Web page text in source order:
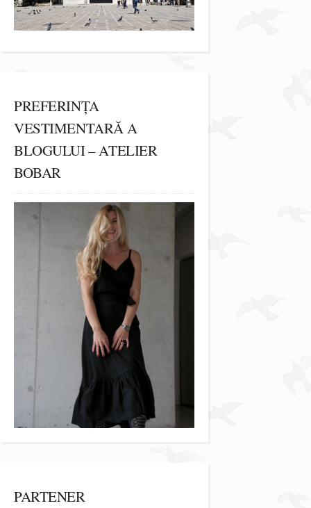
PREFERINȚA
VESTIMENTARĂ A
BLOGULUI – ATELIER
BOBAR
PARTENER